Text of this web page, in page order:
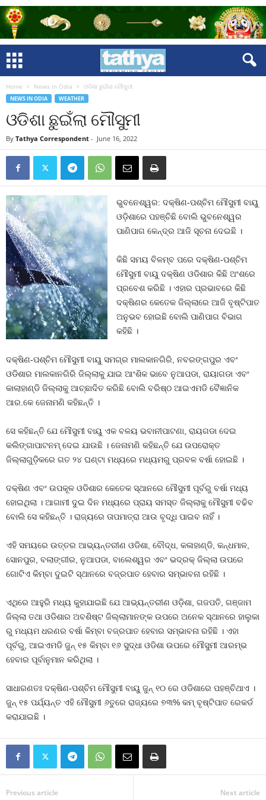
Home News in Odia ଓଡିଶା ଛୁଇଁଲା ମୌସୁମୀ
NEWS IN ODIA WEATHER
ଓଡିଶା ଛୁଇଁଲା ମୌସୁମୀ
By Tathya Correspondent - June 16, 2022
ଭୁବନେଶ୍ୱର: ଦକ୍ଷିଣ-ପଶ୍ଚିମ ମୌସୁମୀ ବାୟୁ
ଓଡ଼ିଶାରେ ପହଞ୍ଚିଛି ବୋଲି ଭୁବନେଶ୍ୱର
ପାଣିପାଗ କେନ୍ଦ୍ର ଆଜି ସୂଚନା ଦେଇଛି ।
କିଛି ସମୟ ବିଳମ୍ବ ପରେ ଦକ୍ଷିଣ-ପଶ୍ଚିମ
ମୌସୁମୀ ବାୟୁ ଦକ୍ଷିଣ ଓଡିଶାର କିଛି ଅଂଶରେ
ପ୍ରବେଶ କରିଛି । ଏହାର ପ୍ରଭାବରେ କିଛି
ଦକ୍ଷିଣର କେତେକ ଜିଲ୍ଲାରେ ଆଜି ବୃଷ୍ଟିପାତ
ଅନୁଭବ ହୋଇଛି ବୋଲି ପାଣିପାଗ ବିଭାଗ
କହିଛି ।
ଦକ୍ଷିଣ-ପଶ୍ଚିମ ମୌସୁମୀ ବାୟୁ ସମଗ୍ର ମାଲକାନଗିରି, ନବରଙ୍ଗପୁର ଏବଂ
ଓଡିଶାର ମାଲକାନଗିରି ଜିଲ୍ଲାକୁ ଯାଇ ଆଂଶିକ ଭାବେ ନୁଆପଡା, ରାୟାଗଡା ଏବଂ
କାଲାହାଣ୍ଡି ଜିଲ୍ଲାକୁ ଆଚ୍ଛାଦିତ କରିଛି ବୋଲି ବରିଷ୍ଠ ଆଇଏମଡି ବୈଜ୍ଞାନିକ
ଆର.କେ ଜେନାମଣି କହିଛନ୍ତି ।
ସେ କହିଛନ୍ତି ଯେ ମୌସୁମୀ ବାୟୁ ଏକ ବଳୟ ଭବାନୀପାଟଣା, ରାୟଗଡା ଦେଇ
କଲିଙ୍ଗାପାଟନମ୍ ଦେଇ ଯାଉଛି । ଜେନାମଣି କହିଛନ୍ତି ଯେ ଉପରୋକ୍ତ
ଜିଲ୍ଲାଗୁଡ଼ିକରେ ଗତ ୨୪ ଘଣ୍ଟା ମଧ୍ୟରେ ମଧ୍ୟମରୁ ପ୍ରବଳ ବର୍ଷା ହୋଇଛି ।
ଦକ୍ଷିଣ ଏବଂ ଉପକୂଳ ଓଡିଶାର କେତେକ ସ୍ଥାନରେ ମୌସୁମୀ ପୂର୍ବରୁ ବର୍ଷା ମଧ୍ୟ
ହୋଇଥିଲା । ଆଗାମୀ ଦୁଇ ଦିନ ମଧ୍ୟରେ ପ୍ରାୟ ସମସ୍ତ ଜିଲ୍ଲାକୁ ମୌସୁମୀ ବଢିବ
ବୋଲି ସେ କହିଛନ୍ତି । ରାଜ୍ୟରେ ତାପମାତ୍ରା ଆଉ ବୃଦ୍ଧି ପାଇବ ନାହିଁ ।
ଏହି ସମୟରେ ଉତ୍ତର ଆଭ୍ୟନ୍ତରୀଣ ଓଡିଶା, ବୌଦ୍ଧ, କଳାହାଣ୍ଡି, କନ୍ଧମାଳ,
ସୋନପୁର, ବଲାଙ୍ଗୀର, ନୁଆପଡା, ବାଲେଶ୍ୱର ଏବଂ ଭଦ୍ରକ୍ ଜିଲ୍ଲା ଉପରେ
ଗୋଟିଏ କିମ୍ବା ଦୁଇଟି ସ୍ଥାନରେ ବଜ୍ରପାତ ହେବାର ସମ୍ଭାବନା ରହିଛି ।
ଏଥିରେ ଆହୁରି ମଧ୍ୟ କୁହାଯାଇଛି ଯେ ଆଭ୍ୟନ୍ତରୀଣ ଓଡ଼ିଶା, ଗଜପତି, ଗଞ୍ଜାମ
ଜିଲ୍ଲା ତଥା ଓଡିଶାର ଅବଶିଷ୍ଟ ଜିଲ୍ଲାମାନଙ୍କ ଉପରେ ଅନେକ ସ୍ଥାନରେ ହାଲୁକା
ରୁ ମଧ୍ୟମ ଧରଣର ବର୍ଷା କିମ୍ବା ବଜ୍ରପାତ ହେବାର ସମ୍ଭାବନା ରହିଛି । ଏହା
ପୂର୍ବରୁ, ଆଇଏମଡି ଜୁନ୍ ୧୫ କିମ୍ବା ୧୬ ସୁଦ୍ଧା ଓଡିଶା ଉପରେ ମୌସୁମୀ ଆରମ୍ଭ
ହେବାର ପୂର୍ବାନୁମାନ କରିଥିଲା ।
ସାଧାରଣତଃ ଦକ୍ଷିଣ-ପଶ୍ଚିମ ମୌସୁମୀ ବାୟୁ ଜୁନ୍ ୧୦ ରେ ଓଡିଶାରେ ପହଞ୍ଚିଥାଏ ।
ଜୁନ୍ ୧୫ ପର୍ଯ୍ୟନ୍ତ ଏହି ମୌସୁମୀ ୬ତୁରେ ରାଜ୍ୟରେ ୭୩% କମ୍ ବୃଷ୍ଟିପାତ ରେକର୍ଡ
କରାଯାଇଛି ।
Previous article Next article